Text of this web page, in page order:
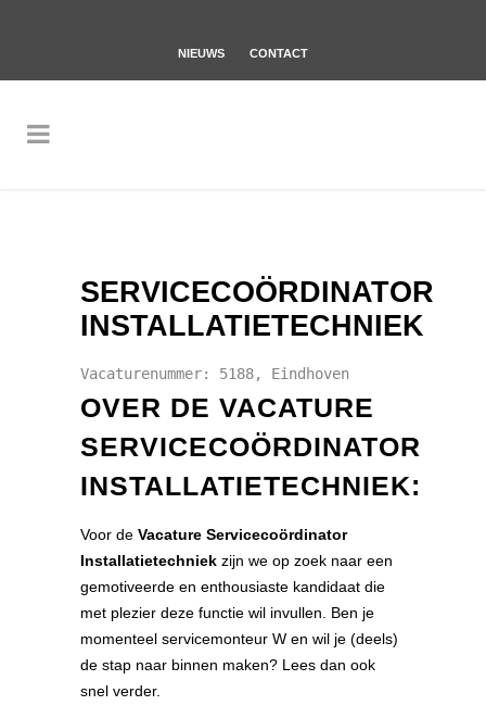
NIEUWS CONTACT
SERVICECOÖRDINATOR
INSTALLATIETECHNIEK
Vacaturenummer: 5188, Eindhoven
OVER DE VACATURE
SERVICECOÖRDINATOR
INSTALLATIETECHNIEK:
Voor de Vacature Servicecoördinator
Installatietechniek zijn we op zoek naar een
gemotiveerde en enthousiaste kandidaat die
met plezier deze functie wil invullen. Ben je
momenteel servicemonteur W en wil je (deels)
de stap naar binnen maken? Lees dan ook
snel verder.